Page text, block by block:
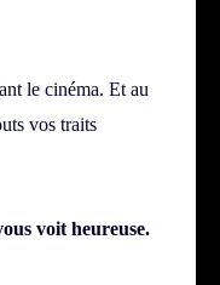
le cinéma. Et au
vos traits
voit heureuse.